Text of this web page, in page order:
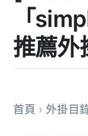
「
推薦外
首頁 › 外掛目